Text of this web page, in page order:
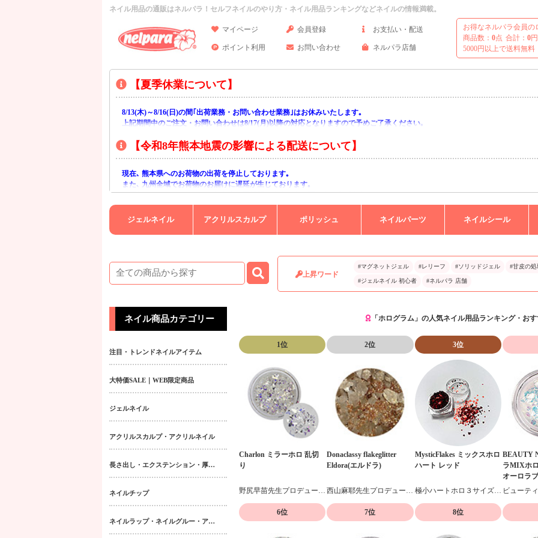
ネイル用品の通販はネルパラ！セルフネイルのやり方・ネイル用品ランキングなどネイルの情報満載。
マイページ 会員登録 お支払い・配送
ポイント利用 お問い合わせ ネルパラ店舗
お得なネルパラ会員
商品数： 0点 合計： 0円
5000円以上で送料無料
【夏季休業について】
8/13(木)～8/16(日)の間｢出荷業務・お問い合わせ業務｣はお休みいたします｡
上記期間中のご注文・お問い合わせは8/17(月)以降の対応となりますので予めご了承ください｡
【令和8年熊本地震の影響による配送について】
現在､ 熊本県へのお荷物の出荷を停止しております｡
また､ 九州全域でお荷物のお届けに遅延が生じております｡
ご不便をおかけいたしますが､ 何卒ご理解賜りますようお願い申し上げます｡
ジェルネイル アクリルスカルプ ポリッシュ ネイルパーツ ネイルシール
上昇ワード
#マグネットジェル #レリーフ #ソリッドジェル #甘皮の処
#ジェルネイル 初心者 #ネルパラ 店舗
ネイル商品カテゴリー
注目・トレンドネイルアイテム
大特価SALE｜WEB限定商品
ジェルネイル
アクリルスカルプ・アクリルネイル
長さ出し・エクステンション・厚み出しアイテム
ネイルチップ
ネイルラップ・ネイルグルー・アクティベーター・フィラー
「ホログラム」の人気ネイル用品ランキング・お
1位
Charlon ミラーホロ 乱切
り
野尻早苗先生プロデュースのホログラム
2位
Donaclassy flakeglitter
Eldora(エルドラ)
西山麻耶先生プロデュースグリッター
3位
MysticFlakes ミックスホロ
ハート レッド
極小ハートホロ３サイズMIX
BEAUTY
ラMIXホ
オーロラ
ビューテ
6位 7位 8位